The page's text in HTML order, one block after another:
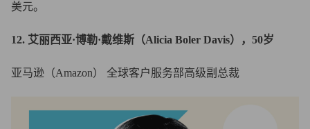
美元。
12. 艾丽西亚·博勒·戴维斯（Alicia Boler Davis），50岁
亚马逊（Amazon） 全球客户服务部高级副总裁